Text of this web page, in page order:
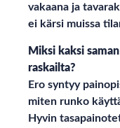
vakaana ja
ei kärsi muissa
Miksi kaksi
raskailta?
Ero syntyy
miten runko
Hyvin